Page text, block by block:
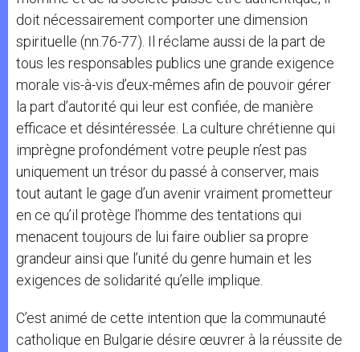
doit nécessairement comporter une dimension
spirituelle (nn.76-77). Il réclame aussi de la part de
tous les responsables publics une grande exigence
morale vis-à-vis d’eux-mêmes afin de pouvoir gérer
la part d’autorité qui leur est confiée, de manière
efficace et désintéressée. La culture chrétienne qui
imprègne profondément votre peuple n’est pas
uniquement un trésor du passé à conserver, mais
tout autant le gage d’un avenir vraiment prometteur
en ce qu’il protège l’homme des tentations qui
menacent toujours de lui faire oublier sa propre
grandeur ainsi que l’unité du genre humain et les
exigences de solidarité qu’elle implique.
C’est animé de cette intention que la communauté
catholique en Bulgarie désire œuvrer à la réussite de